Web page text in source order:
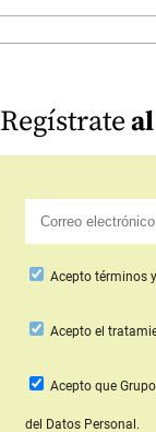
Regístrate
Acepto términos
Aceptoel
Acepto que
del Datos Personal.